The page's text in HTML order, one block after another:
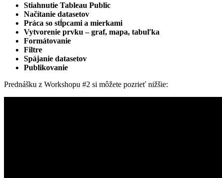
Stiahnutie Tableau Public
Načítanie datasetov
Práca so stĺpcami a mierkami
Vytvorenie prvku – graf, mapa, tabuľka
Formátovanie
Filtre
Spájanie datasetov
Publikovanie
Prednášku z Workshopu #2 si môžete pozrieť nižšie: